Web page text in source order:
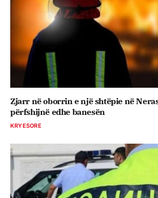
Zjarr në oborrin e një shtëpie në
përfshijnë edhe banesën
KRYESORE